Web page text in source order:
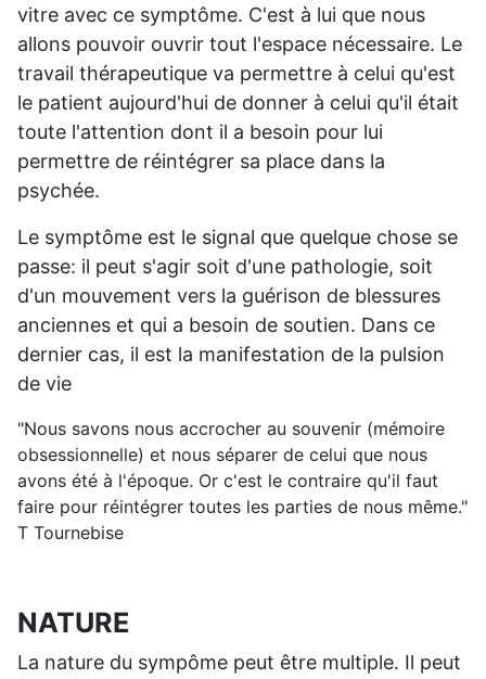
vitre avec ce symptôme. C'est à lui que nous
allons pouvoir ouvrir tout l'espace nécessaire. Le
travail thérapeutique va permettre à celui qu'est
le patient aujourd'hui de donner à celui qu'il était
toute l'attention dont il a besoin pour lui
permettre de réintégrer sa place dans la
psychée.
Le symptôme est le signal que quelque chose se
passe: il peut s'agir soit d'une pathologie, soit
d'un mouvement vers la guérison de blessures
anciennes et qui a besoin de soutien. Dans ce
dernier cas, il est la manifestation de la pulsion
de vie
"Nous savons nous accrocher au souvenir (mémoire
obsessionnelle) et nous séparer de celui que nous
avons été à l'époque. Or c'est le contraire qu'il faut
faire pour réintégrer toutes les parties de nous même."
T Tournebise
NATURE
La nature du sympôme peut être multiple. Il peut